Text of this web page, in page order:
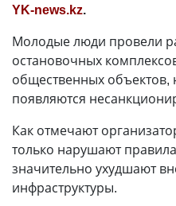
YK-news.kz.
Молодые люди провели
остановочных
общественных объектов,
появляются
Как отмечают
только нарушают
значительно ухудшают
инфраструктуры.